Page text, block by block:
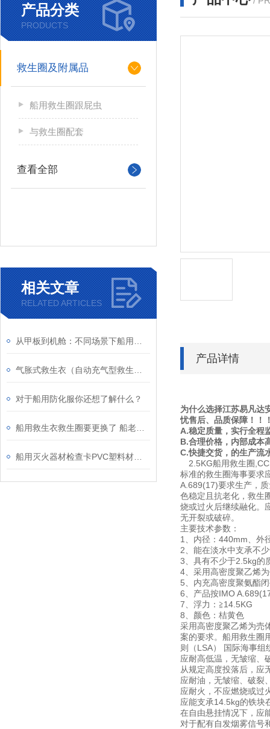
产品分类
PRODUCTS
救生圈及附属品
船用救生圈跟屁虫
与救生圈配套
查看全部
相关文章
RELATED ARTICLES
对于船用防化服你还想了解什么？
产品详情
为什么选择江苏易凡达
忧售后、品质保障！！
A.稳定质量，实行全程
B.合理价格，内部成本
C.快捷交货，的生产流
2.5KG船用救生圈
标准的救生圈海事要求
A.689(17)要求生产，
色稳定且抗老化，救生
烧或过火后继续融化。
无开裂或破碎。
主要技术参数：
1、内径：440mm、外
2、能在淡水中支承不
3、具有不少于2.5kg的
4、采用高密度聚乙烯
5、内充高密度聚氨酯
6、产品按IMO
7、浮力：≧14.5KG
8、颜色：桔黄色
采用高密度聚乙烯为売
案的要求。船用救生圈
则（LSA） 国际海事
应耐高低温，无皱缩、
从规定高度投落后，应
应耐油，无皱缩、破裂
应耐火，不应燃烧或过
应能支承14.5kg的铁块
在自由悬挂情况下，应
对于配有自发烟雾信号